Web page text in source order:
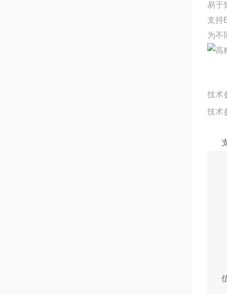
易于
支持
为不
技术
技术